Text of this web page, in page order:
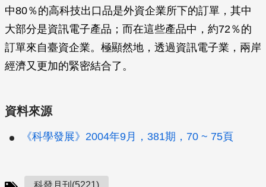
中80％的高科技出口品是外資企業所下的訂單，其中
大部分是資訊電子產品；而在這些產品中，約72％的
訂單來自臺資企業。極顯然地，透過資訊電子業，兩岸
經濟又更加的緊密結合了。
資料來源
《科學發展》2004年9月，381期，70 ~ 75頁
科發月刊(5221)